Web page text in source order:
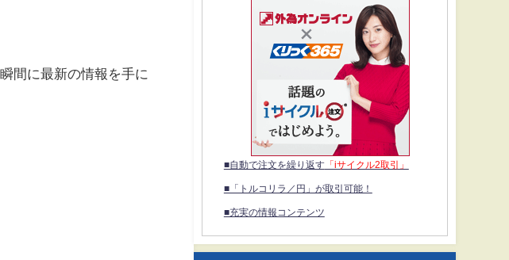
間に最新の情報を手に
■自動で注文を繰り返す「iサイクル2取引」
■「トルコリラ／円」が取引可能！
■充実の情報コンテンツ